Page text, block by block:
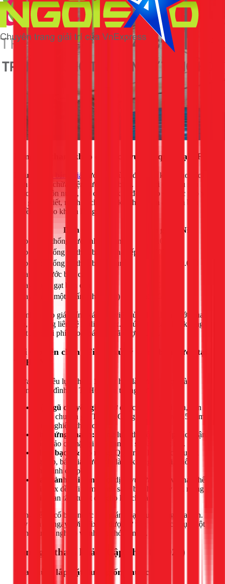
Bảng giá tham khảo các dịch vụ liên quan tại 1Fix
Lưu ý: xem bảng giá
dưới đây dùng để tham khảo cho các
dịch vụ sửa chữa điện nước phổ biến. Đối với dịch vụ sửa
hoặc thay bồn nước, thợ của 1Fix sẽ đến khảo sát trực tiếp và
báo giá chi tiết, minh bạch trước khi thực hiện để đảm bảo
quyền lợi cho khách hàng.
Dịch vụ
Đơn giá (VNĐ)
Lắp đặt hệ thống nước nhà vệ sinh
1.400.000
Lắp đường ống và thiết bị rửa nhà bếp
Lắp đường ống và thiết bị gia dụng
200.000 - 600.000
Thay két nước bồn cầu
Thay bộ xả gạt bồn cầu
Thay bộ xả một nhấn (nhấn đơn)
Để nhận báo giá chính xác cho việc sửa chữa bồn nước của
bạn, vui lòng liên hệ hotline 1Fix. Chúng tôi cam kết không
phát sinh chi phí ngoài báo giá đã được duyệt.
Tại sao nên chọn 1Fix để xử lý sự cố bồn nước tại
TPHCM?
Giữa rất nhiều lựa chọn, 1Fix tự hào là đơn vị được hàng
ngàn hộ gia đình tại TPHCM tin tưởng bởi:
Đội ngũ chuyên gia:
Thợ được đào tạo bài bản, dẫn
đầu là chuyên gia Trương Công Việt Trân với 15 năm
kinh nghiệm thực chiến.
Phản ứng nhanh: Mạng lưới thợ rộng khắp các quận,
đảm bảo có mặt tại nhà bạn chỉ sau 30 phút gọi.
Minh bạch & Rõ ràng:
Quy trình làm việc chuyên
nghiệp, báo giá trước khi làm, không vẽ vời, không
phát sinh chi phí.
Bảo hành dài hạn:
Mọi dịch vụ sửa chữa và thay thế
tại 1Fix đều đi kèm chính sách bảo hành uy tín, mang
lại sự an tâm tuyệt đối cho khách hàng.
Đừng để sự cố bồn nước làm gián đoạn cuộc sống của bạn.
Hãy liên hệ ngay với 1Fix để được tư vấn và khắc phục một
cách chuyên nghiệp và nhanh chóng nhất.
Bảng giá tham khảo (Cập nhật 03/2026)
Sửa chữa, lắp đặt đường ống nước